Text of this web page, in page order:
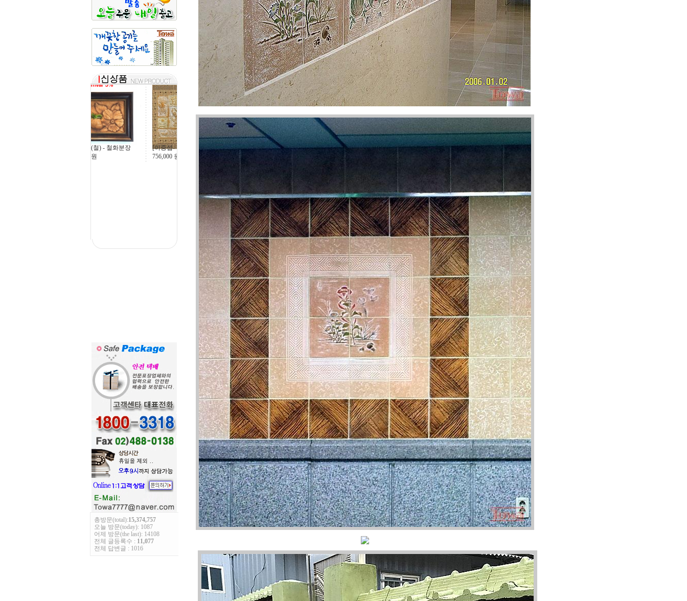
부용화(철) - 철화분장
43,200
총방문(total):15,374,757
오늘 방문(today): 1087
어제 방문(the last): 14108
전체 글등록수 :11,077
전체 답변글 : 1016